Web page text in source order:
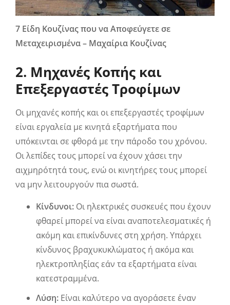
7 Είδη Κουζίνας που να Αποφεύγετε σε
Μεταχειρισμένα – Μαχαίρια Κουζίνας
2. Μηχανές Κοπής και
Επεξεργαστές Τροφίμων
Οι μηχανές κοπής και οι επεξεργαστές τροφίμων
είναι εργαλεία με κινητά εξαρτήματα που
υπόκεινται σε φθορά με την πάροδο του χρόνου.
Οι λεπίδες τους μπορεί να έχουν χάσει την
αιχμηρότητά τους, ενώ οι κινητήρες τους μπορεί
να μην λειτουργούν πια σωστά.
Κίνδυνοι: Οι ηλεκτρικές συσκευές που έχουν
φθαρεί μπορεί να είναι αναποτελεσματικές ή
ακόμη και επικίνδυνες στη χρήση. Υπάρχει
κίνδυνος βραχυκυκλώματος ή ακόμα και
ηλεκτροπληξίας εάν τα εξαρτήματα είναι
κατεστραμμένα.
Λύση: Είναι καλύτερο να αγοράσετε έναν